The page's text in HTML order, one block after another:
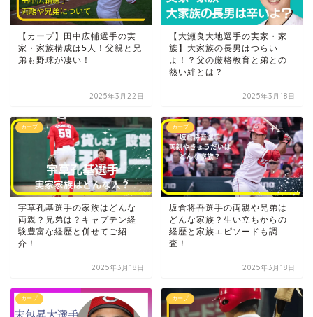
【カープ】田中広輔選手の実
家・家族構成は5人！父親と兄
弟も野球が凄い！
2025年3月22日
【大瀬良大地選手の実家・家
族】大家族の長男はつらい
よ！？父の厳格教育と弟との
熱い絆とは？
2025年3月18日
カープ
宇草孔基選手の家族はどんな
両親？兄弟は？キャプテン経
験豊富な経歴と併せてご紹
介！
2025年3月18日
カープ
坂倉将吾選手の両親や兄弟は
どんな家族？生い立ちからの
経歴と家族エピソードも調
査！
2025年3月18日
カープ カープ